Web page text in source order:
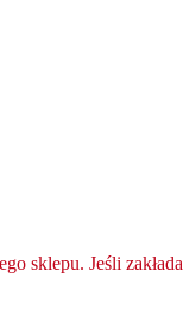
sklepu. Jeśli